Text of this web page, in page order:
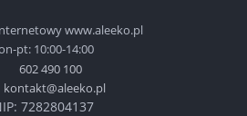
www.aleeko.pl
pt: 10:00-14:00
602 490 100
kontakt@aleeko.pl
7282804137